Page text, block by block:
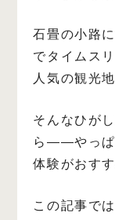
石畳の小路
でタイムス
人気の観光
そんなひが
ら――やっぱ
体験がおす
この記事で